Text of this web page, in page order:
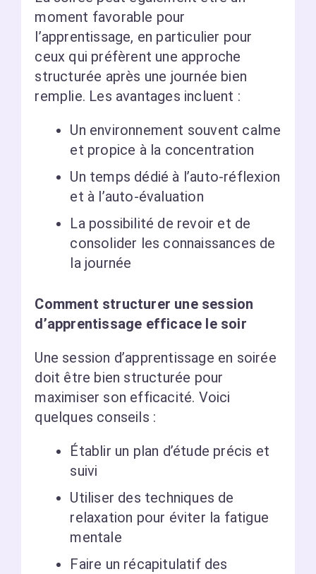
moment favorable pour
l’apprentissage, en particulier pour
ceux qui préfèrent une approche
structurée après une journée bien
remplie. Les avantages incluent :
Un environnement souvent calme
et propice à la concentration
Un temps dédié à l’auto-réflexion
et à l’auto-évaluation
La possibilité de revoir et de
consolider les connaissances de
la journée
Comment structurer une session
d’apprentissage efficace le soir
Une session d’apprentissage en soirée
doit être bien structurée pour
maximiser son efficacité. Voici
quelques conseils :
Établir un plan d’étude précis et
suivi
Utiliser des techniques de
relaxation pour éviter la fatigue
mentale
Faire un récapitulatif des